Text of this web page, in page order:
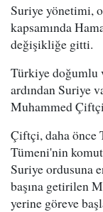
Suriye yönetimi,
kapsamında
değişikliğe gitti.
Türkiye doğumlu
ardından Suriye
Muhammed
Çiftçi, daha önce
Tümeni'nin
Suriye ordusuna
başına getirilen
yerine göreve